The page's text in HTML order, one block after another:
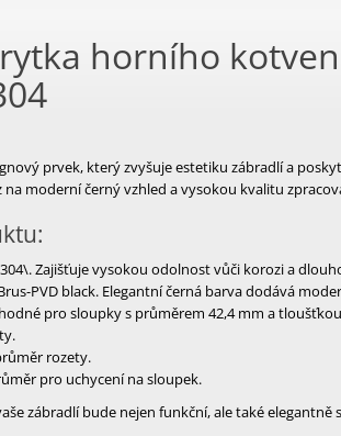
horního
prvek, který zvyšuje estetiku zábradlí a
na moderní černý vzhled a vysokou kvalitu
304\. Zajišťuje vysokou odolnost vůči korozi a
PVD black. Elegantní černá barva dodává
pro sloupky s průměrem 42,4 mm a
rozety.
pro uchycení na sloupek.
zábradlí bude nejen funkční, ale také